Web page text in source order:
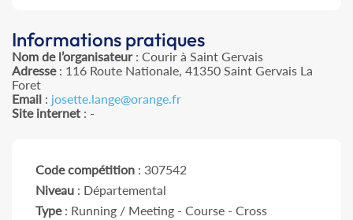
Informations pratiques
Nom de l’organisateur: Courir à Saint Gervais
Adresse: 116 Route Nationale, 41350 Saint Gervais La
Foret
Email : josette.lange@orange.fr
Site internet : -
Code compétition : 307542
Niveau : Départemental
Type: Running / Meeting - Course - Cross